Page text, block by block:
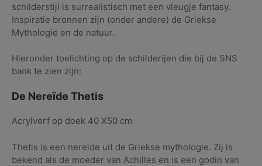
schilderstijl is surrealistisch met een vleugje fantasy.
Inspiratie bronnen zijn (onder andere) de Griekse
Mythologie en de natuur.
Hieronder toelichting op de schilderijen die bij de SNS
bank te zien zijn:
De Nereïde Thetis
Acrylverf op doek 40 X50 cm
Thetis is een nereïde uit de Griekse mythologie. Zij is
bekend als de moeder van Achilles en is een godin van